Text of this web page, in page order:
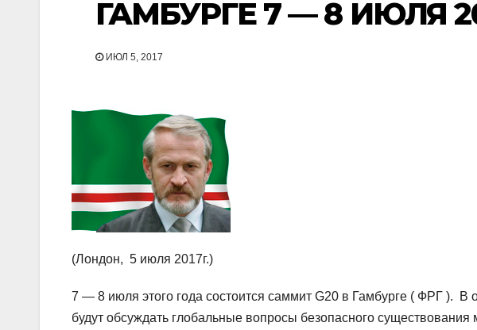
ГАМБУРГЕ 7 — 8 ИЮЛЯ
ИЮЛ 5, 2017
(Лондон, 5 июля 2017г.)
7 — 8 июля этого года состоится саммит G20 в Гамбурге ( ФРГ ). В
будут обсуждать глобальные вопросы безопасного